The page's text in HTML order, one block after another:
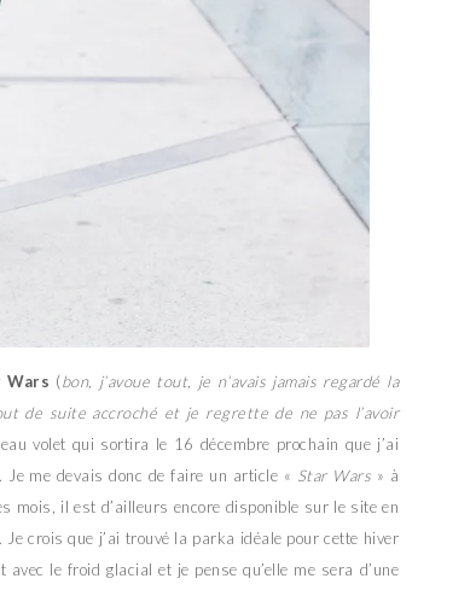
Wars (bon, j’avoue tout, je n’avais jamais regardé la
de suite accroché et je regrette de ne pas l’avoir
volet qui sortira le 16 décembre prochain que j’ai
me devais donc de faire un article « Star Wars » à
mois, il est d’ailleurs encore disponible sur le site en
crois que j’ai trouvé la parka idéale pour cette hiver
avec le froid glacial et je pense qu’elle me sera d’une